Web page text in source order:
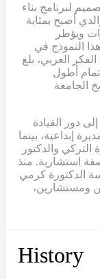
تصميم لبرنامج بناء
أصبح بمثابة
ويؤطر
النموذج في
العربي، بلغ
مما جعل تمام أطول
الجامعة
كرمي إلى دور القيادة
إبداعية، بينما
والدكتور
استشارية. منذ
الدكتورة كرمي
ومستشارين،
History